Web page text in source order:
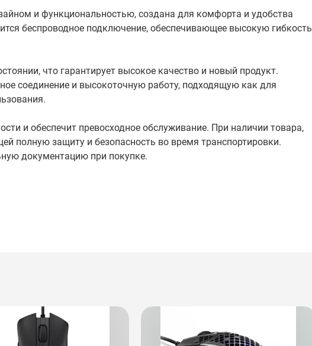
и функциональностью, создана для комфорта и удобства
беспроводное подключение, обеспечивающее высокую гибкость
что гарантирует высокое качество и новый продукт.
соединение и высокоточную работу, подходящую как для
и обеспечит превосходное обслуживание. При наличии товара,
полную защиту и безопасность во время транспортировки.
документацию при покупке.